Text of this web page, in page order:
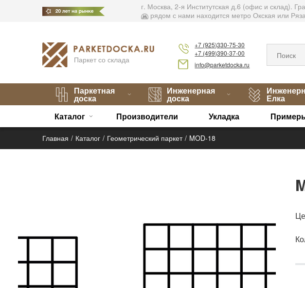
г. Москва, 2-я Институтская д.6 (офис и склад).
рядом с нами находится метро Окская или
Паркет со склада
+7 (925)330-75-30
+7 (499)390-37-00
info@parketdocka.ru
Паркетная
доска
Инженерная
доска Елка
Каталог
Производители Укладка
Главная Каталог Геометрический паркет MOD-18